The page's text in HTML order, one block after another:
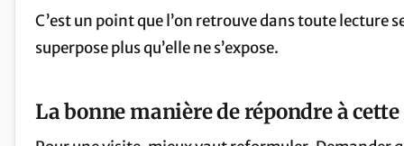
C’est un point que l’on retrouve dans toute lecture
superpose plus qu’elle ne s’expose.
La bonne manière de répondre à